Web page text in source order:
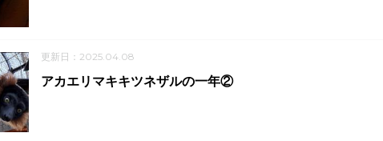
更新日：2025.04.08
アカエリマキキツネザルの一年②